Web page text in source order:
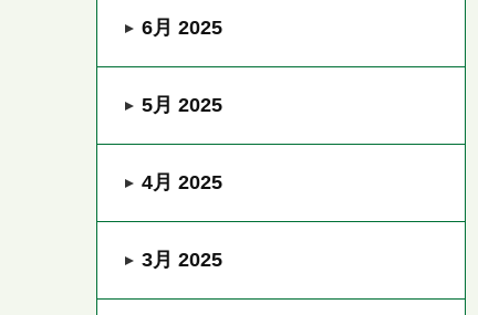
6月 2025
5月 2025
4月 2025
3月 2025